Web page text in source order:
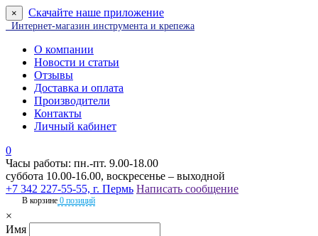
× Скачайте наше приложение
Интернет-магазин инструмента и крепежа
О компании
Новости и статьи
Отзывы
Доставка и оплата
Производители
Контакты
Личный кабинет
0
Часы работы: пн.-пт. 9.00-18.00
суббота 10.00-16.00, воскресенье – выходной
+7 342 227-55-55, г. Пермь Написать сообщение
В корзине 0 позиций
×
Имя